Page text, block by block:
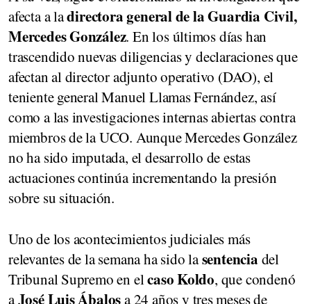
afecta a ladirectora general de la Guardia Civil,
Mercedes González. En los últimos días han
trascendido nuevas diligencias y declaraciones que
afectan al director adjunto operativo (DAO), el
teniente general Manuel Llamas Fernández, así
como a las investigaciones internas abiertas contra
miembros de la UCO. Aunque Mercedes González
no ha sido imputada, el desarrollo de estas
actuaciones continúa incrementando la presión
sobre su situación.
Uno de los acontecimientos judiciales más
relevantes de la semana ha sido lasentencia del
Tribunal Supremo en elcaso Koldo, que condenó
aJosé Luis Ábalosa 24 años y tres meses de